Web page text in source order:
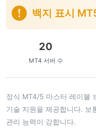
백지 표시
20
MT4 서버 수
정식 MT4/5 마스터 레이블
기술 지원을 제공합니다. 보
관리 능력이 강합니다.